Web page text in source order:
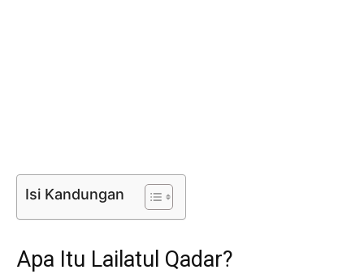
Isi Kandungan
Apa Itu Lailatul Qadar?